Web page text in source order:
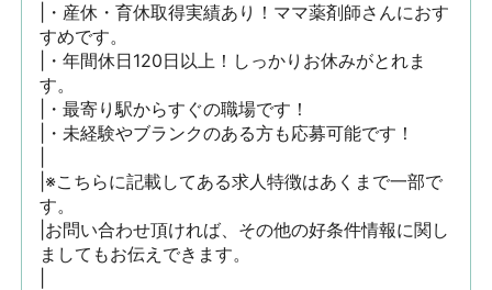
|・産休・育休取得実績あり！ママ薬剤師さんにおす
すめです。
|・年間休日120日以上！しっかりお休みがとれま
す。
|・最寄り駅からすぐの職場です！
|・未経験やブランクのある方も応募可能です！
|※こちらに記載してある求人特徴はあくまで一部で
す。
|お問い合わせ頂ければ、その他の好条件情報に関し
ましてもお伝えできます。